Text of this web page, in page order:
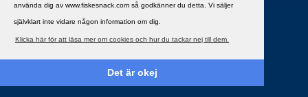
använda dig av www.fiskesnack.com så godkänner du detta. Vi säljer
självklart inte vidare någon information om dig.
Klicka här för att läsa mer om cookies och hur du tackar nej till dem.
Det är okej